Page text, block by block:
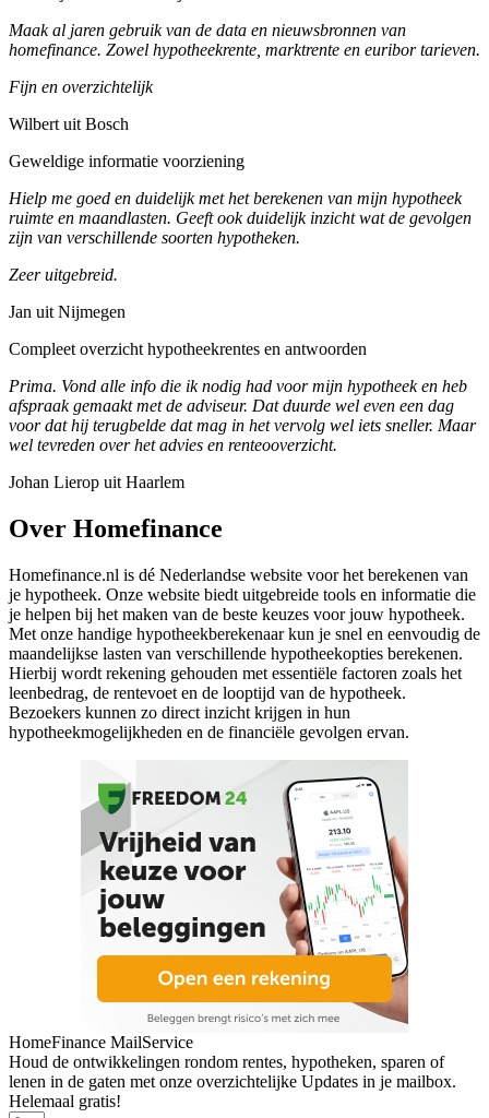
Maak al jaren gebruik van de data en nieuwsbronnen van
homefinance. Zowel hypotheekrente, marktrente en euribor tarieven.
Fijn en overzichtelijk
Wilbert uit Bosch
Geweldige informatie voorziening
Hielp me goed en duidelijk met het berekenen van mijn hypotheek
ruimte en maandlasten. Geeft ook duidelijk inzicht wat de gevolgen
zijn van verschillende soorten hypotheken.
Zeer uitgebreid.
Jan uit Nijmegen
Compleet overzicht hypotheekrentes en antwoorden
Prima. Vond alle info die ik nodig had voor mijn hypotheek en heb
afspraak gemaakt met de adviseur. Dat duurde wel even een dag
voor dat hij terugbelde dat mag in het vervolg wel iets sneller. Maar
wel tevreden over het advies en renteooverzicht.
Johan Lierop uit Haarlem
Over Homefinance
Homefinance.nl is dé Nederlandse website voor het berekenen van
je hypotheek. Onze website biedt uitgebreide tools en informatie die
je helpen bij het maken van de beste keuzes voor jouw hypotheek.
Met onze handige hypotheekberekenaar kun je snel en eenvoudig de
maandelijkse lasten van verschillende hypotheekopties berekenen.
Hierbij wordt rekening gehouden met essentiële factoren zoals het
leenbedrag, de rentevoet en de looptijd van de hypotheek.
Bezoekers kunnen zo direct inzicht krijgen in hun
hypotheekmogelijkheden en de financiële gevolgen ervan.
HomeFinance MailService
Houd de ontwikkelingen rondom rentes, hypotheken, sparen of
lenen in de gaten met onze overzichtelijke Updates in je mailbox.
Helemaal gratis!